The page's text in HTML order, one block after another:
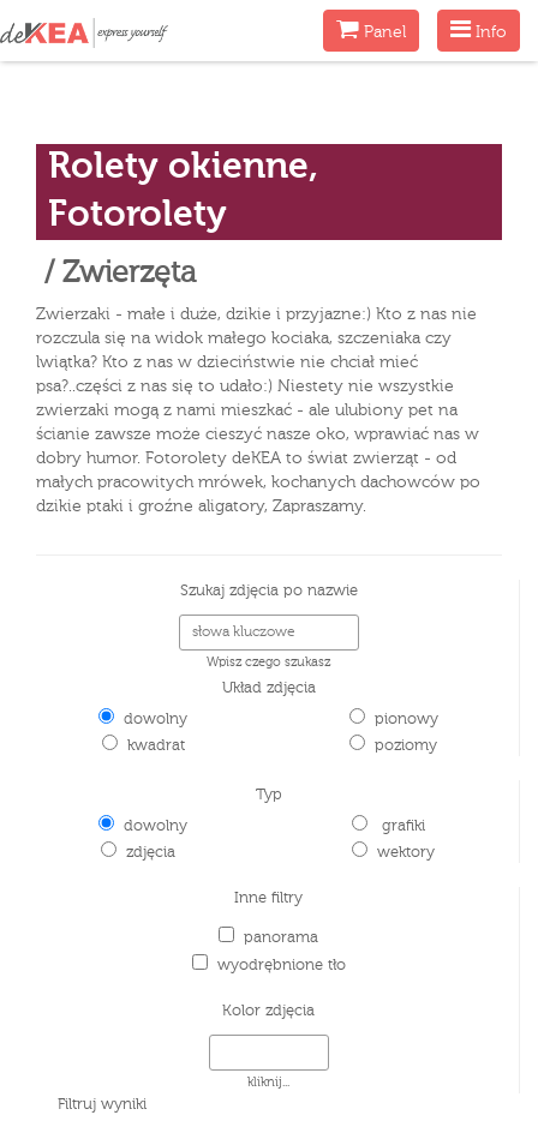
Menu
Info
MenuPanel
Rolety okienne,
Fotorolety
/ Zwierzęta
Zwierzaki - małe i duże, dzikie i przyjazne:) Kto z nas nie
rozczula się na widok małego kociaka, szczeniaka czy
lwiątka? Kto z nas w dzieciństwie nie chciał mieć
psa?..części z nas się to udało:) Niestety nie wszystkie
zwierzaki mogą z nami mieszkać - ale ulubiony pet na
ścianie zawsze może cieszyć nasze oko, wprawiać nas w
dobry humor. Fotorolety deKEA to świat zwierząt - od
małych pracowitych mrówek, kochanych dachowców po
dzikie ptaki i groźne aligatory, Zapraszamy.
Szukaj zdjęcia po nazwie
Wpisz czego szukasz
Układ zdjęcia
dowolny
kwadrat
pionowy
poziomy
Typ
dowolny
zdjęcia
grafiki
wektory
Inne filtry
panorama
wyodrębnione tło
Kolor zdjęcia
kliknij...
Filtruj wyniki